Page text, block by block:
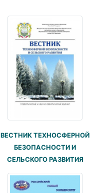
ВЕСТНИК ТЕХНОСФЕРНОЙ
БЕЗОПАСНОСТИ И
СЕЛЬСКОГО РАЗВИТИЯ